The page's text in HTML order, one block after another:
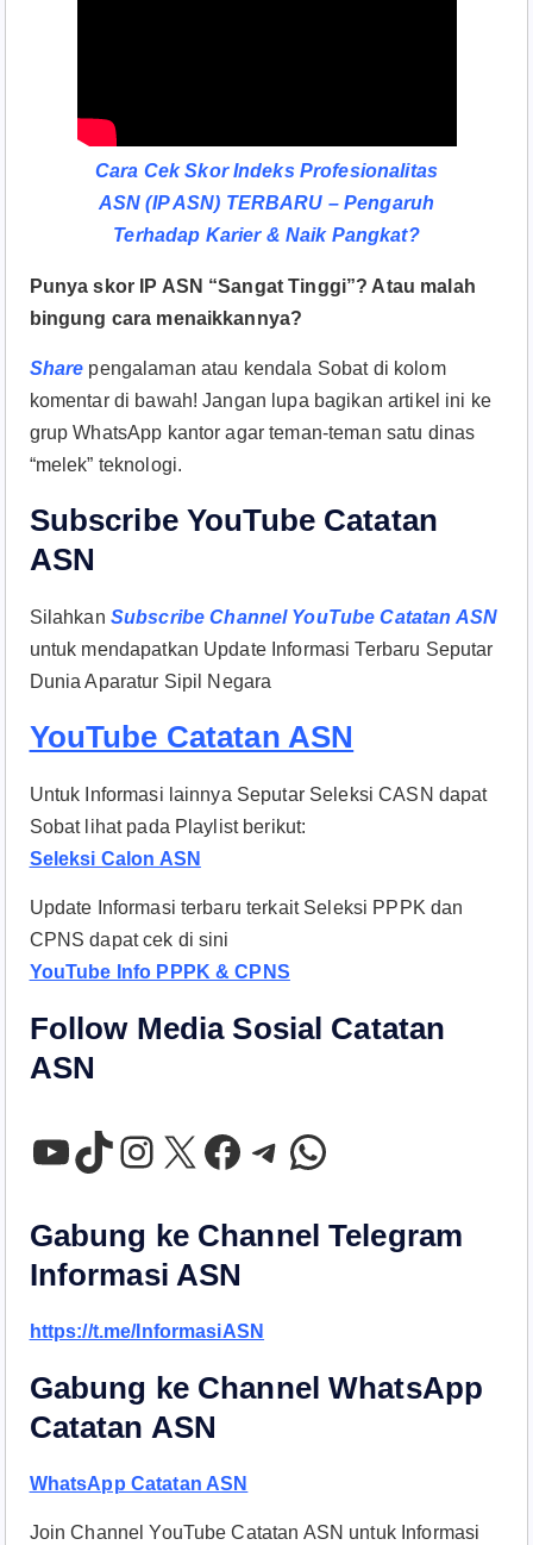
Cara Cek Skor Indeks Profesionalitas
ASN (IP ASN) TERBARU – Pengaruh
Terhadap Karier & Naik Pangkat?
Punya skor IP ASN “Sangat Tinggi”? Atau malah
bingung cara menaikkannya?
Share pengalaman atau kendala Sobat di kolom
komentar di bawah! Jangan lupa bagikan artikel ini ke
grup WhatsApp kantor agar teman-teman satu dinas
“melek” teknologi.
Subscribe YouTube Catatan
ASN
Silahkan Subscribe Channel YouTube Catatan ASN
untuk mendapatkan Update Informasi Terbaru Seputar
Dunia Aparatur Sipil Negara
YouTube Catatan ASN
Untuk Informasi lainnya Seputar Seleksi CASN dapat
Sobat lihat pada Playlist berikut:
Seleksi Calon ASN
Update Informasi terbaru terkait Seleksi PPPK dan
CPNS dapat cek di sini
YouTube Info PPPK & CPNS
Follow Media Sosial Catatan
ASN
YouTube TikTok Instagram X Facebook Telegram WhatsApp
Gabung ke Channel Telegram
Informasi ASN
https://t.me/InformasiASN
Gabung ke Channel WhatsApp
Catatan ASN
WhatsApp Catatan ASN
Join Channel YouTube Catatan ASN untuk Informasi